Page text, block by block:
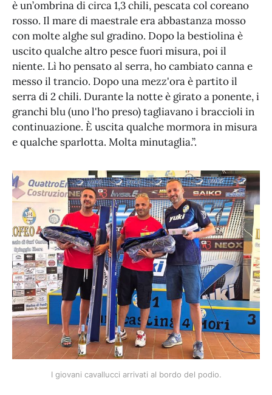
è un’ombrina di circa 1,3 chili, pescata col coreano
rosso. Il mare di maestrale era abbastanza mosso
con molte alghe sul gradino. Dopo la bestiolina è
uscito qualche altro pesce fuori misura, poi il
niente. Lì ho pensato al serra, ho cambiato canna e
messo il trancio. Dopo una mezz'ora è partito il
serra di 2 chili. Durante la notte è girato a ponente, i
granchi blu (uno l'ho preso) tagliavano i braccioli in
continuazione. È uscita qualche mormora in misura
e qualche sparlotta. Molta minutaglia.”.
I giovani cavallucci arrivati al bordo del podio.